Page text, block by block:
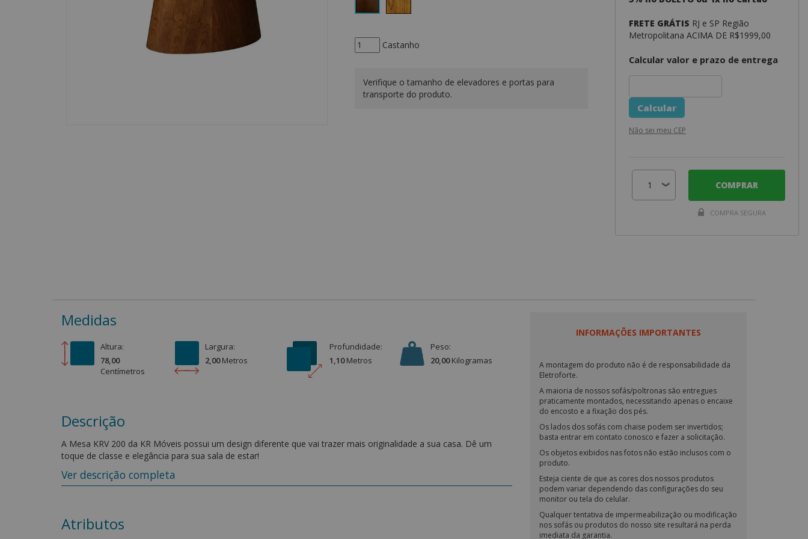
Castanho
Verifique o tamanho de elevadores e portas para
transporte do produto.
FRETE GRÁTIS RJ e SP Região
Metropolitana ACIMA DE R$1999,00
Calcular valor e prazo de entrega
Não sei meu CEP
COMPRAR
COMPRA SEGURA
Medidas
Altura:
78,00
Centímetros
Largura:
2,00 Metros
Profundidade:
1,10 Metros
Peso:
20,00 Kilogramas
Descrição
A Mesa KRV 200 da KR Móveis possui um design diferente que vai trazer mais originalidade a sua casa. Dê um
toque de classe e elegância para sua sala de estar!
Características:
-Formato: Oval.
-Base MDF laminado
Ver descrição completa
Atributos
INFORMAÇÕES IMPORTANTES
A montagem do produto não é de responsabilidade da
Eletroforte.
A maioria de nossos sofás/poltronas são entregues
praticamente montados, necessitando apenas o encaixe
do encosto e a fixação dos pés.
Os lados dos sofás com chaise podem ser invertidos;
basta entrar em contato conosco e fazer a solicitação.
Os objetos exibidos nas fotos não estão inclusos com o
produto.
Esteja ciente de que as cores dos nossos produtos
podem variar dependendo das configurações do seu
monitor ou tela do celular.
Qualquer tentativa de impermeabilização ou modificação
nos sofás ou produtos do nosso site resultará na perda
imediata da garantia.